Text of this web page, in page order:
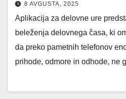
8 AVGUSTA, 2025
Aplikacija za delovne ure
beleženja delovnega časa, ki
da preko pametnih telefonov
prihode, odmore in odhode, ne